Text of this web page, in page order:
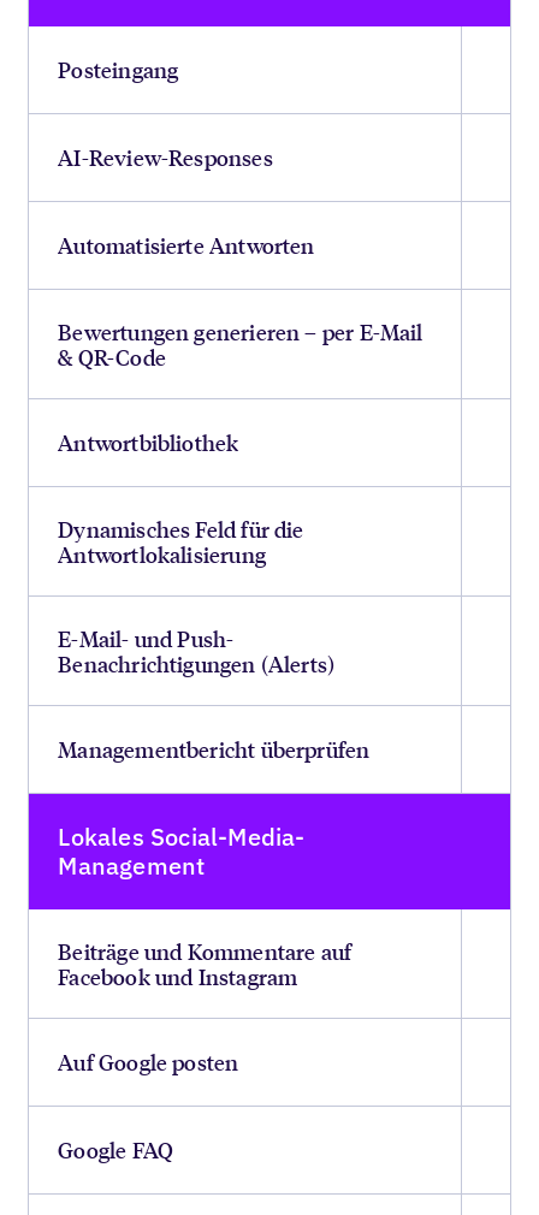
Posteingang
AI-Review-Responses
Automatisierte Antworten
Bewertungen generieren – per E-Mail
& QR-Code
Antwortbibliothek
Dynamisches Feld für die
Antwortlokalisierung
E-Mail- und Push-
Benachrichtigungen (Alerts)
Managementbericht überprüfen
Lokales Social-Media-
Management
Beiträge und Kommentare auf
Facebook und Instagram
Auf Google posten
Google FAQ